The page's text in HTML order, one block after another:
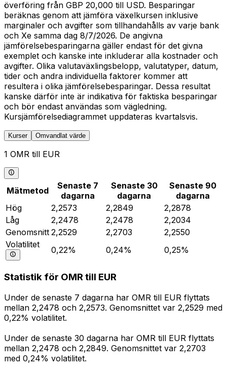
överföring från GBP 20,000 till USD. Besparingar
beräknas genom att jämföra växelkursen inklusive
marginaler och avgifter som tillhandahålls av varje bank
och Xe samma dag 8/7/2026. De angivna
jämförelsebesparingarna gäller endast för det givna
exemplet och kanske inte inkluderar alla kostnader och
avgifter. Olika valutaväxlingsbelopp, valutatyper, datum,
tider och andra individuella faktorer kommer att
resultera i olika jämförelsebesparingar. Dessa resultat
kanske därför inte är indikativa för faktiska besparingar
och bör endast användas som vägledning.
Kursjämförelsediagrammet uppdateras kvartalsvis.
Kurser Omvandlat värde
1 OMR till EUR
Mätmetod
Senaste 7
dagarna
Senaste 30
dagarna
Senaste 90
dagarna
Hög
2,2573 2,2849
2,2878
Låg
2,2478 2,2478
2,2034
Genomsnitt 2,2529 2,2703
2,2550
Volatilitet
0,22% 0,24% 0,25%
Statistik för OMR till EUR
Under de senaste 7 dagarna har OMR till EUR flyttats
mellan 2,2478 och 2,2573. Genomsnittet var 2,2529 med
0,22% volatilitet.
Under de senaste 30 dagarna har OMR till EUR flyttats
mellan 2,2478 och 2,2849. Genomsnittet var 2,2703
med 0,24% volatilitet.